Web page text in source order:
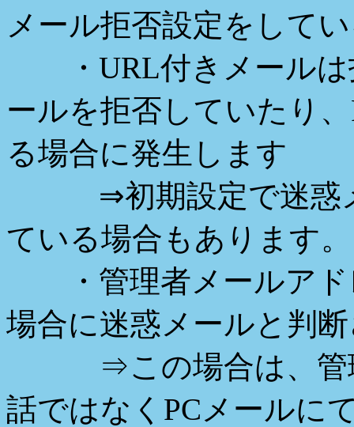
メール拒否設定をして
・URL付きメールは
ールを拒否していたり
る場合に発生します
⇒初期設定で迷惑メ
ている場合もあります。
・管理者メールアド
場合に迷惑メールと判
⇒この場合は、管理
話ではなくPCメールに